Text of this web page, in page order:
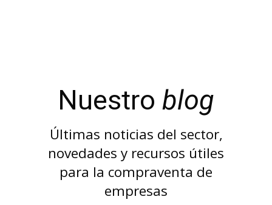
Nuestro blog
Últimas noticias del sector,
novedades y recursos útiles
para la compraventa de
empresas